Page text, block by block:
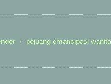
pejuang emansipasi wanita